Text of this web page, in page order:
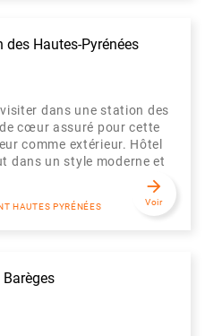
Hautes-Pyrénées
dans une station des
de cœur assuré pour cette
comme extérieur. Hôtel
dans un style moderne et
HAUTES PYRÉNÉES
arrow_forward
Voir